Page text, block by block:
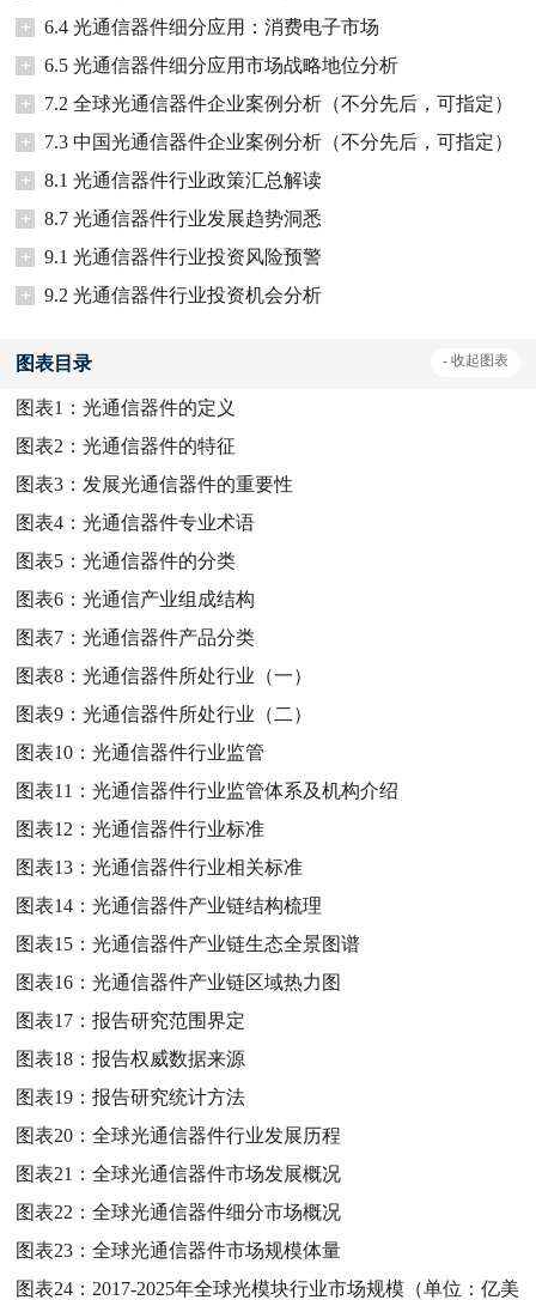
+
6.4 光通信器件细分应用：消费电子市场
+
6.5 光通信器件细分应用市场战略地位分析
+
7.2 全球光通信器件企业案例分析（不分先后，可指定）
+
7.3 中国光通信器件企业案例分析（不分先后，可指定）
+
8.1 光通信器件行业政策汇总解读
+
8.7 光通信器件行业发展趋势洞悉
+
9.1 光通信器件行业投资风险预警
+
9.2 光通信器件行业投资机会分析
图表目录 - 收起图表
图表1：光通信器件的定义
图表2：光通信器件的特征
图表3： 发展光通信器件的重要性
图表4：光通信器件专业术语
图表5：光通信器件的分类
图表6：光通信产业组成结构
图表7：光通信器件产品分类
图表8：光通信器件所处行业（一）
图表9：光通信器件所处行业（二）
图表10：光通信器件行业监管
图表11：光通信器件行业监管体系及机构介绍
图表12：光通信器件行业标准
图表13：光通信器件行业相关标准
图表14：光通信器件产业链结构梳理
图表15：光通信器件产业链生态全景图谱
图表16：光通信器件产业链区域热力图
图表17：报告研究范围界定
图表18：报告权威数据来源
图表19：报告研究统计方法
图表20：全球光通信器件行业发展历程
图表21：全球光通信器件市场发展概况
图表22：全球光通信器件细分市场概况
图表23：全球光通信器件市场规模体量
图表24： 2017-2025年全球光模块行业市场规模（单位：亿美